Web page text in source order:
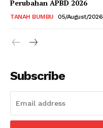
Perubahan APBD 2026
TANAH BUMBU 05/August/2026
Subscribe